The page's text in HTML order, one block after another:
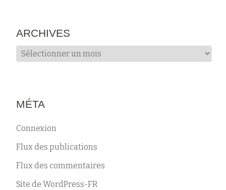
ARCHIVES
Archives
MÉTA
Connexion
Flux des publications
Flux des commentaires
Site de WordPress-FR